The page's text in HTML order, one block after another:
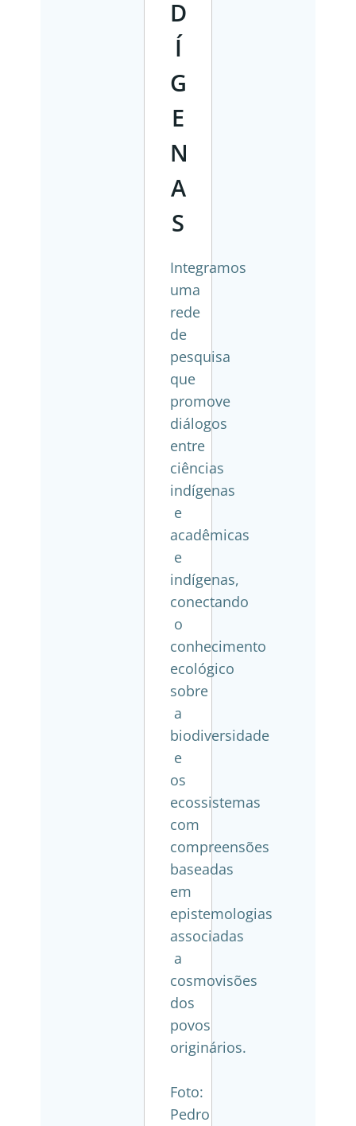
D
Í
G
E
N
A
S
Integramos
uma
rede
de
pesquisa
que
promove
diálogos
entre
ciências
indígenas
e
acadêmicas
e
indígenas,
conectando
o
conhecimento
ecológico
sobre
a
biodiversidade
e
os
ecossistemas
com
compreensões
baseadas
em
epistemologias
associadas
a
cosmovisões
dos
povos
originários.
Foto:
Pedro